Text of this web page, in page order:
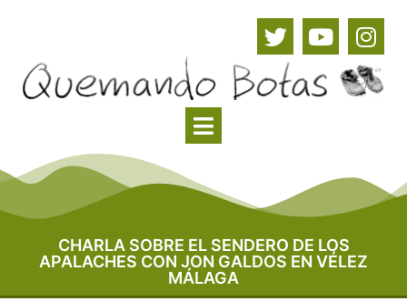
CHARLA SOBRE EL SENDERO DE LOS
APALACHES CON JON GALDOS EN VÉLEZ
MÁLAGA